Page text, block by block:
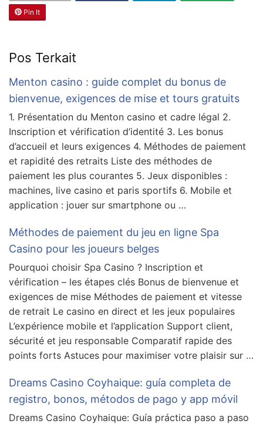
Pin It
Pos Terkait
Menton casino : guide complet du bonus de
bienvenue, exigences de mise et tours gratuits
1. Présentation du Menton casino et cadre légal 2.
Inscription et vérification d’identité 3. Les bonus
d’accueil et leurs exigences 4. Méthodes de paiement
et rapidité des retraits Liste des méthodes de
paiement les plus courantes 5. Jeux disponibles :
machines, live casino et paris sportifs 6. Mobile et
application : jouer sur smartphone ou …
Méthodes de paiement du jeu en ligne Spa
Casino pour les joueurs belges
Pourquoi choisir Spa Casino ? Inscription et
vérification – les étapes clés Bonus de bienvenue et
exigences de mise Méthodes de paiement et vitesse
de retrait Le casino en direct et les jeux populaires
L’expérience mobile et l’application Support client,
sécurité et jeu responsable Comparatif rapide des
points forts Astuces pour maximiser votre plaisir sur …
Dreams Casino Coyhaique: guía completa de
registro, bonos, métodos de pago y app móvil
Dreams Casino Coyhaique: Guía práctica paso a paso